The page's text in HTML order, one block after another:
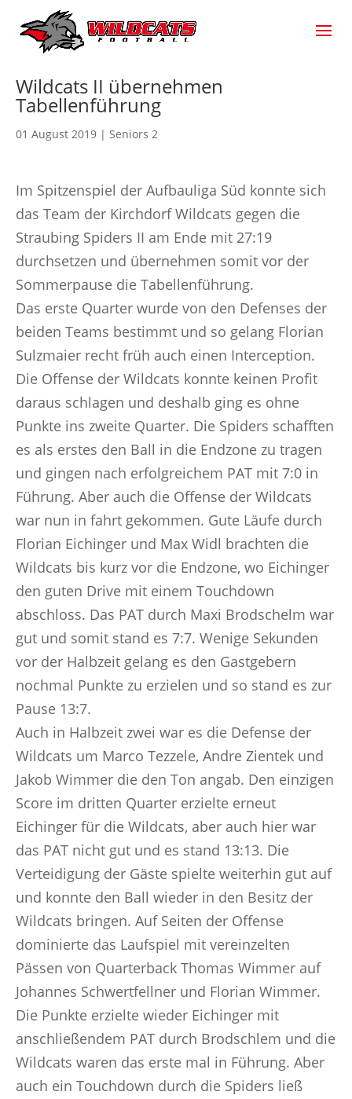
Wildcats II übernehmen
Tabellenführung
01 August 2019 | Seniors 2
Im Spitzenspiel der Aufbauliga Süd konnte sich
das Team der Kirchdorf Wildcats gegen die
Straubing Spiders II am Ende mit 27:19
durchsetzen und übernehmen somit vor der
Sommerpause die Tabellenführung.
Das erste Quarter wurde von den Defenses der
beiden Teams bestimmt und so gelang Florian
Sulzmaier recht früh auch einen Interception.
Die Offense der Wildcats konnte keinen Profit
daraus schlagen und deshalb ging es ohne
Punkte ins zweite Quarter. Die Spiders schafften
es als erstes den Ball in die Endzone zu tragen
und gingen nach erfolgreichem PAT mit 7:0 in
Führung. Aber auch die Offense der Wildcats
war nun in fahrt gekommen. Gute Läufe durch
Florian Eichinger und Max Widl brachten die
Wildcats bis kurz vor die Endzone, wo Eichinger
den guten Drive mit einem Touchdown
abschloss. Das PAT durch Maxi Brodschelm war
gut und somit stand es 7:7. Wenige Sekunden
vor der Halbzeit gelang es den Gastgebern
nochmal Punkte zu erzielen und so stand es zur
Pause 13:7.
Auch in Halbzeit zwei war es die Defense der
Wildcats um Marco Tezzele, Andre Zientek und
Jakob Wimmer die den Ton angab. Den einzigen
Score im dritten Quarter erzielte erneut
Eichinger für die Wildcats, aber auch hier war
das PAT nicht gut und es stand 13:13. Die
Verteidigung der Gäste spielte weiterhin gut auf
und konnte den Ball wieder in den Besitz der
Wildcats bringen. Auf Seiten der Offense
dominierte das Laufspiel mit vereinzelten
Pässen von Quarterback Thomas Wimmer auf
Johannes Schwertfellner und Florian Wimmer.
Die Punkte erzielte wieder Eichinger mit
anschließendem PAT durch Brodschlem und die
Wildcats waren das erste mal in Führung. Aber
auch ein Touchdown durch die Spiders ließ